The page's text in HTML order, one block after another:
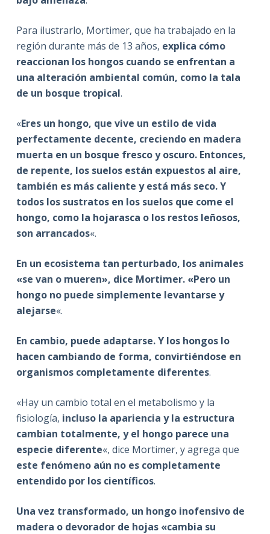
Para ilustrarlo, Mortimer, que ha trabajado en la
región durante más de 13 años, explica cómo
reaccionan los hongos cuando se enfrentan a
una alteración ambiental común, como la tala
de un bosque tropical.
«Eres un hongo, que vive un estilo de vida
perfectamente decente, creciendo en madera
muerta en un bosque fresco y oscuro. Entonces,
de repente, los suelos están expuestos al aire,
también es más caliente y está más seco. Y
todos los sustratos en los suelos que come el
hongo, como la hojarasca o los restos leñosos,
son arrancados«.
En un ecosistema tan perturbado, los animales
«se van o mueren», dice Mortimer. «Pero un
hongo no puede simplemente levantarse y
alejarse«.
En cambio, puede adaptarse. Y los hongos lo
hacen cambiando de forma, convirtiéndose en
organismos completamente diferentes.
«Hay un cambio total en el metabolismo y la
fisiología, incluso la apariencia y la estructura
cambian totalmente, y el hongo parece una
especie diferente«, dice Mortimer, y agrega que
este fenómeno aún no es completamente
entendido por los científicos.
Una vez transformado, un hongo inofensivo de
madera o devorador de hojas «cambia su